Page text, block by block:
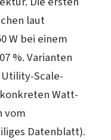
laut
W bei einem
%. Varianten
Scale-
Watt-
vom
Datenblatt).